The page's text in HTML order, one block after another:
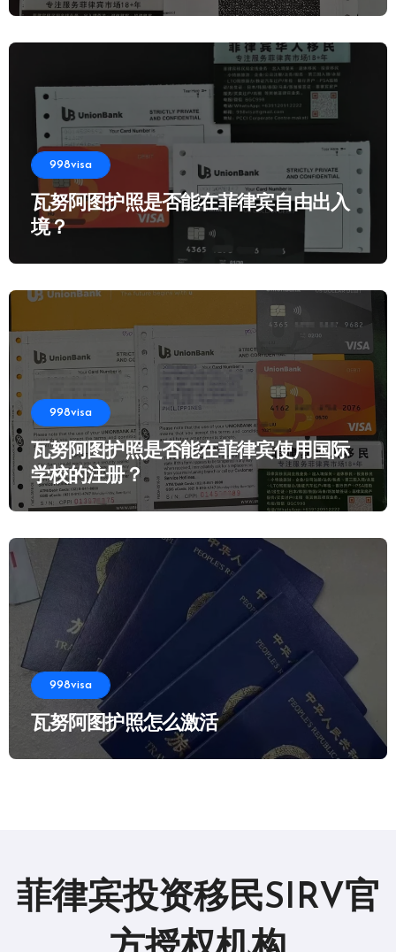
998visa
瓦努阿图护照是否能在菲律宾自由出入
境？
998visa
瓦努阿图护照是否能在菲律宾使用国际
学校的注册？
998visa
瓦努阿图护照怎么激活
菲律宾投资移民SIRV官